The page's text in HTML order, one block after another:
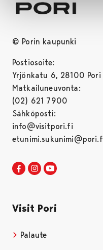
© Porin kaupunki
Postiosoite:
Yrjönkatu 6, 28100 Pori
Matkailuneuvonta:
(02) 621 7900
Sähköposti:
info@visitpori.fi
Visit Pori Facebookissa
Avautuu uudessa
Visit Pori
Avautuu
Visit Pori
Palaute